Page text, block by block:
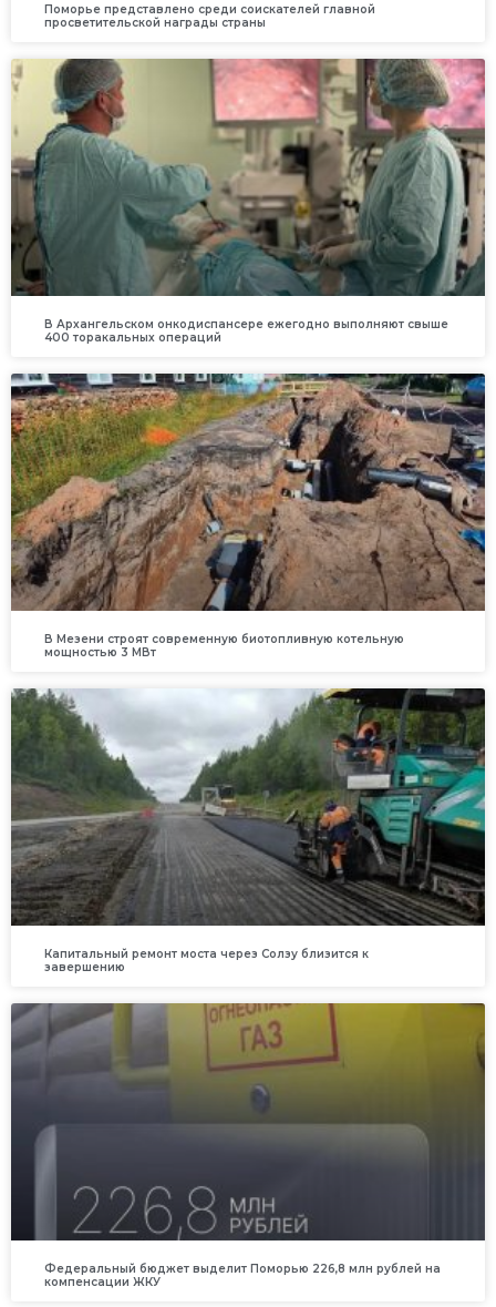
Поморье представлено среди соискателей главной
просветительской награды страны
В Архангельском онкодиспансере ежегодно выполняют свыше
400 торакальных операций
В Мезени строят современную биотопливную котельную
мощностью 3 МВт
Капитальный ремонт моста через Солзу близится к
завершению
Федеральный бюджет выделит Поморью 226,8 млн рублей на
компенсации ЖКУ